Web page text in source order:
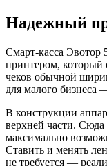
Надежный
Смарт-касса Эвотор
принтером, который
чеков обычной
для малого бизнеса
В конструкции
верхней части. Сюда
максимально
Ставить и менять
не требуется —